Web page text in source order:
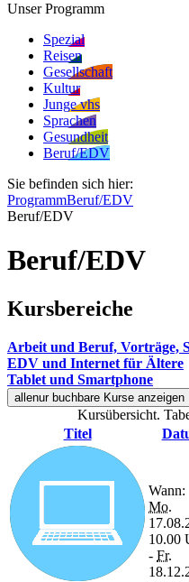
Unser Programm
Spezial
Reisen
Gesellschaft
Kultur
Junge vhs
Sprachen
Gesundheit
Beruf/EDV
Sie befinden sich hier:
ProgrammBeruf/EDV
Beruf/EDV
Beruf/EDV
Kursbereiche
Arbeit und Beruf, Vorträge,
EDV und Internet für Ältere
Tablet und Smartphone
allenur buchbare Kurse anzeigen
Kursübersicht.
Titel
Wann:
Mo.
10.00
- Fr.